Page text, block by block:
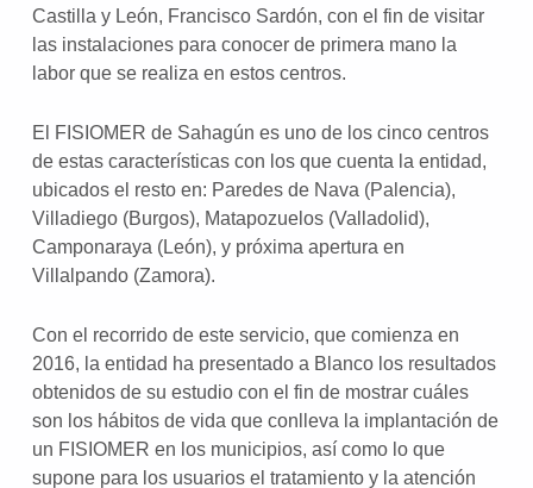
Castilla y León, Francisco Sardón, con el fin de visitar
las instalaciones para conocer de primera mano la
labor que se realiza en estos centros.
El FISIOMER de Sahagún es uno de los cinco centros
de estas características con los que cuenta la entidad,
ubicados el resto en: Paredes de Nava (Palencia),
Villadiego (Burgos), Matapozuelos (Valladolid),
Camponaraya (León), y próxima apertura en
Villalpando (Zamora).
Con el recorrido de este servicio, que comienza en
2016, la entidad ha presentado a Blanco los resultados
obtenidos de su estudio con el fin de mostrar cuáles
son los hábitos de vida que conlleva la implantación de
un FISIOMER en los municipios, así como lo que
supone para los usuarios el tratamiento y la atención